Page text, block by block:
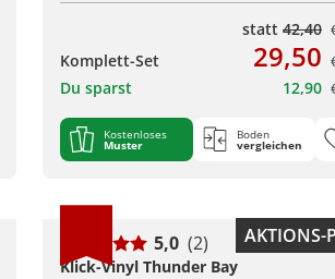
statt 42,40
Komplett-Set 29,50
Du sparst 12,90
Kostenloses
Muster
Boden
vergleichen
AKTIONS-
5,0 (2)
Klick-Vinyl Thunder Bay